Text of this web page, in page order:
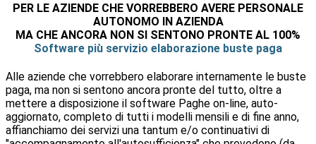
PER LE AZIENDE CHE VORREBBERO AVERE PERSONALE
AUTONOMO IN AZIENDA
MA CHE ANCORA NON SI SENTONO PRONTE AL 100%
Software più servizio elaborazione buste paga
Alle aziende che vorrebbero elaborare internamente le buste
paga, ma non si sentono ancora pronte del tutto, oltre a
mettere a disposizione il software Paghe on-line, auto-
aggiornato, completo di tutti i modelli mensili e di fine anno,
affianchiamo dei servizi una tantum e/o continuativi di